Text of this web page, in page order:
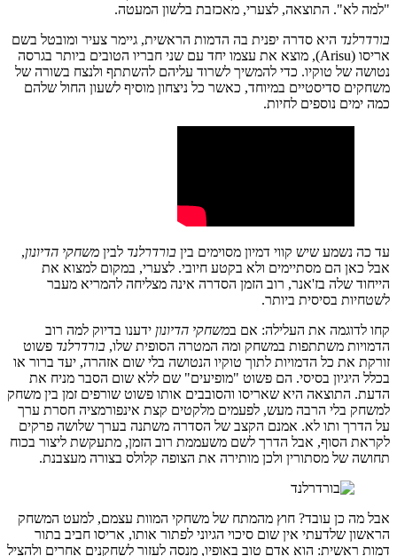
"למה לא". התוצאה, לצערי, מאכזבת בלשון המעטה.
בורדרלנד היא סדרה יפנית בה הדמות הראשית, גיימר צעיר ומובטל בשם
אריסו (Arisu), מוצא את עצמו יחד עם שני חבריו הטובים ביותר בגרסה
נטושה של טוקיו. כדי להמשיך לשרוד עליהם להשתתף ולנצח בשורה של
משחקים סדיסטיים במיוחד, כאשר כל ניצחון מוסיף לשעון החול שלהם
כמה ימים נוספים לחיות.
עד כה נשמע שיש קווי דמיון מסוימים בין בורדרלנד לבין משחקי הדיונון,
אבל כאן הם מסתיימים ולא בקטע חיובי. לצערי, במקום למצוא את
הייחוד שלה בז'אנר, רוב הזמן הסדרה אינה מצליחה להמריא מעבר
לשטחיות בסיסית ביותר.
קחו לדוגמה את העלילה: אם במשחקי הדיונון ידענו בדיוק למה רוב
הדמויות משתתפות במשחק ומה המטרה הסופית שלו, בורדרלנד פשוט
זורקת את כל הדמויות לתוך טוקיו הנטושה בלי שום אזהרה, יעד ברור או
בכלל היגיון בסיסי. הם פשוט "מופיעים" שם ללא שום הסבר מניח את
הדעת. התוצאה היא שאריסו והסובבים אותו פשוט שורפים זמן בין משחק
למשחק בלי הרבה מעש, לפעמים מלקטים קצת אינפורמציה חסרת ערך
על הדרך ותו לא. אמנם הקצב של הסדרה משתנה בערך שלושה פרקים
לקראת הסוף, אבל הדרך לשם משעממת רוב הזמן, מתעקשת ליצור בכוח
תחושה של מסתורין ולכן מותירה את הצופה קלולס בצורה מעצבנת.
אבל מה כן עובד? חוץ מהמתח של משחקי המוות עצמם, למעט המשחק
הראשון שלדעתי אין שום סיכוי הגיוני לפתור אותו, אריסו חביב בתור
דמות ראשית: הוא אדם טוב באופיו, מנסה לעזור לשחקנים אחרים ולהציל